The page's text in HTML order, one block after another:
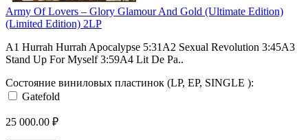
Army Of Lovers – Glory Glamour And Gold (Ultimate Edition)
(Limited Edition) 2LP
A1 Hurrah Hurrah Apocalypse 5:31A2 Sexual Revolution 3:45A3
Stand Up For Myself 3:59A4 Lit De Pa..
Состояние виниловых пластинок (LP, EP, SINGLE ):
Gatefold
25 000.00 ₽